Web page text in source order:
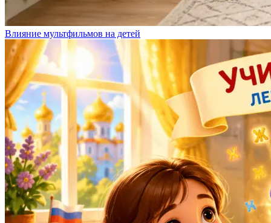
Влияние мультфильмов на детей